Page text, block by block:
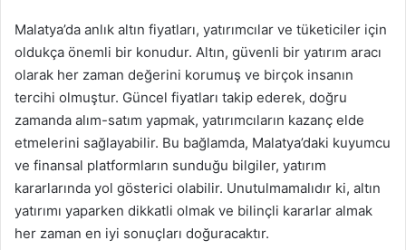
Malatya’da anlık altın fiyatları, yatırımcılar ve tüketiciler için
oldukça önemli bir konudur. Altın, güvenli bir yatırım aracı
olarak her zaman değerini korumuş ve birçok insanın
tercihi olmuştur. Güncel fiyatları takip ederek, doğru
zamanda alım-satım yapmak, yatırımcıların kazanç elde
etmelerini sağlayabilir. Bu bağlamda, Malatya’daki kuyumcu
ve finansal platformların sunduğu bilgiler, yatırım
kararlarında yol gösterici olabilir. Unutulmamalıdır ki, altın
yatırımı yaparken dikkatli olmak ve bilinçli kararlar almak
her zaman en iyi sonuçları doğuracaktır.